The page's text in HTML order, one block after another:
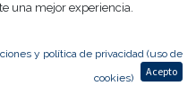
carrito
una mejor experiencia.
y política de privacidad (uso de
cookies)
Acepto